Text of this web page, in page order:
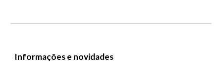
Informações e novidades